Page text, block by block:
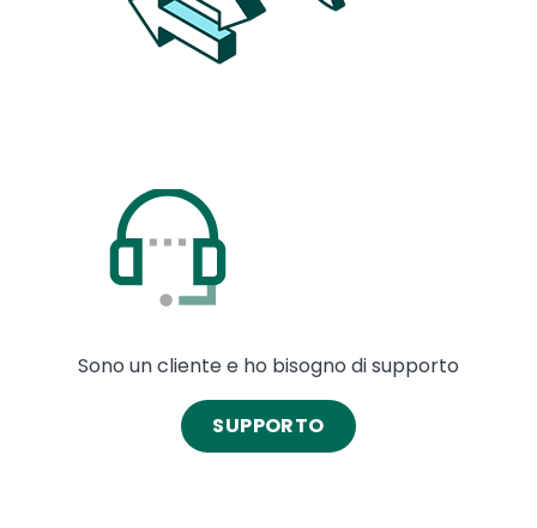
Image
Sono un cliente e ho bisogno di supporto
SUPPORTO